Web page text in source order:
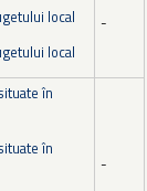
local
local
-
în
în
-